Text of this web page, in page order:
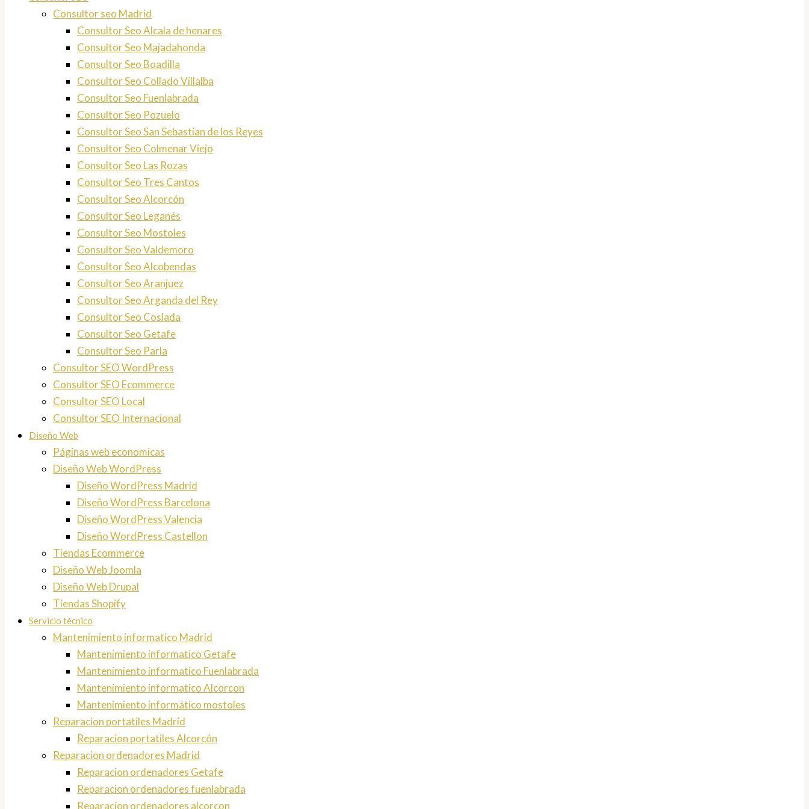
Consultor seo Madrid
Consultor Seo Alcala de henares
Consultor Seo Majadahonda
Consultor Seo Boadilla
Consultor Seo Collado Villalba
Consultor Seo Fuenlabrada
Consultor Seo Pozuelo
Consultor Seo San Sebastian de los Reyes
Consultor Seo Colmenar Viejo
Consultor Seo Las Rozas
Consultor Seo Tres Cantos
Consultor Seo Alcorcón
Consultor Seo Leganés
Consultor Seo Mostoles
Consultor Seo Valdemoro
Consultor Seo Alcobendas
Consultor Seo Aranjuez
Consultor Seo Arganda del Rey
Consultor Seo Coslada
Consultor Seo Getafe
Consultor Seo Parla
Consultor SEO WordPress
Consultor SEO Ecommerce
Consultor SEO Local
Consultor SEO Internacional
Diseño Web
Páginas web economicas
Diseño Web WordPress
Diseño WordPress Madrid
Diseño WordPress Barcelona
Diseño WordPress Valencia
Diseño WordPress Castellon
Tiendas Ecommerce
Diseño Web Joomla
Diseño Web Drupal
Tiendas Shopify
Servicio técnico
Mantenimiento informatico Madrid
Mantenimiento informatico Getafe
Mantenimiento informatico Fuenlabrada
Mantenimiento informatico Alcorcon
Mantenimiento informático mostoles
Reparacion portatiles Madrid
Reparacion portatiles Alcorcón
Reparacion ordenadores Madrid
Reparacion ordenadores Getafe
Reparacion ordenadores fuenlabrada
Reparacion ordenadores alcorcon